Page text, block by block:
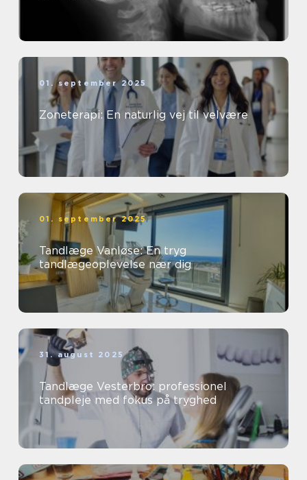
01. september 2025
Zoneterapi: En naturlig vej til velvære
01. september 2025
Tandlæge Vanløse: En tryg
tandlægeoplevelse nær dig
31. august 2025
Tandlæge Vesterbro: professionel
tandpleje med fokus på tryghed